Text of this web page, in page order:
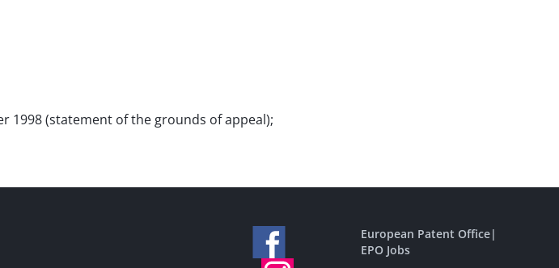
1998 (statement of the grounds of appeal);
European Patent Office|
EPO Jobs